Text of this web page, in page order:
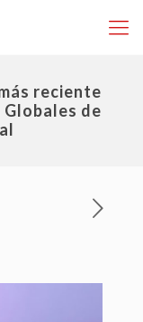
reciente
de